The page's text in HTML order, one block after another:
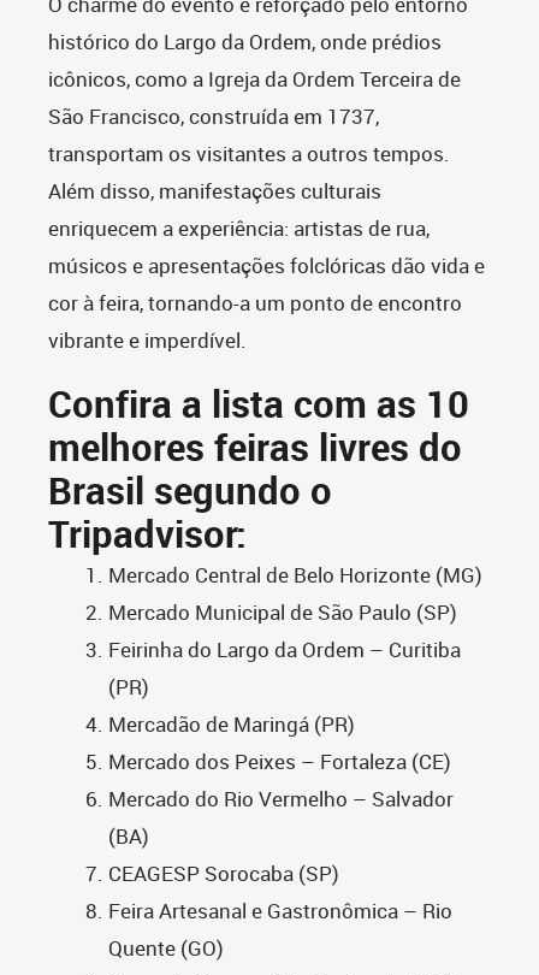
histórico do Largo da Ordem, onde prédios
icônicos, como a Igreja da Ordem Terceira de
São Francisco, construída em 1737,
transportam os visitantes a outros tempos.
Além disso, manifestações culturais
enriquecem a experiência: artistas de rua,
músicos e apresentações folclóricas dão vida e
cor à feira, tornando-a um ponto de encontro
vibrante e imperdível.
Confira a lista com as 10
melhores feiras livres do
Brasil segundo o
Tripadvisor:
Mercado Central de Belo Horizonte (MG)
Mercado Municipal de São Paulo (SP)
Feirinha do Largo da Ordem – Curitiba
(PR)
Mercadão de Maringá (PR)
Mercado dos Peixes – Fortaleza (CE)
Mercado do Rio Vermelho – Salvador
(BA)
CEAGESP Sorocaba (SP)
Feira Artesanal e Gastronômica – Rio
Quente (GO)